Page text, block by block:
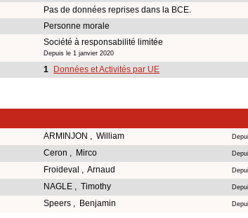
Pas de données reprises dans la BCE.
Personne morale
Société à responsabilité limitée
Depuis le 1 janvier 2020
1 Données et Activités par UE
ARMINJON , William
Ceron , Mirco
Froideval , Arnaud
NAGLE , Timothy
Speers , Benjamin